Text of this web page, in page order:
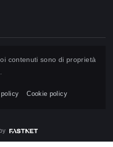
contenuti sono di proprietà
Cookie policy